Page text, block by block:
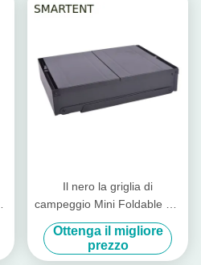
Il nero la griglia di
campeggio Mini Foldable del
barbecue del carbone di
acciaio al cromo
86X33.5X43cm
Ottenga il migliore
prezzo